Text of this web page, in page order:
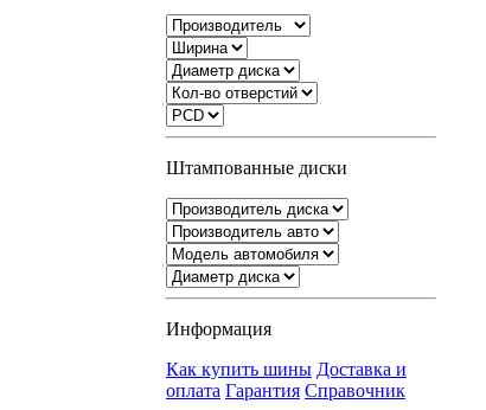
Штампованные диски
Информация
Как купить шины Доставка и
оплата Гарантия Справочник